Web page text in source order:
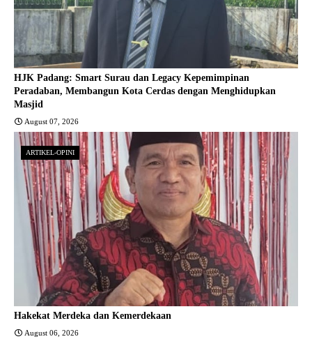
HJK Padang: Smart Surau dan Legacy Kepemimpinan
Peradaban, Membangun Kota Cerdas dengan Menghidupkan
Masjid
August 07, 2026
ARTIKEL-OPINI
Hakekat Merdeka dan Kemerdekaan
August 06, 2026